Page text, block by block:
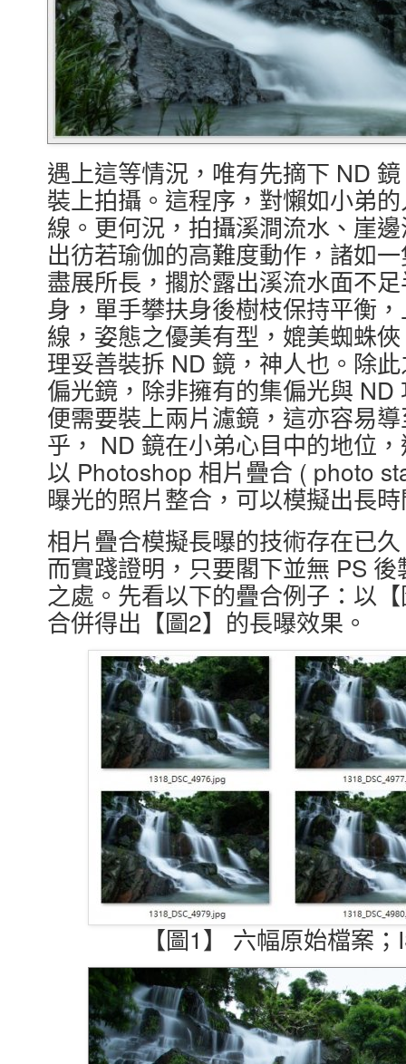
遇上這等情況，唯有先摘下 ND
裝上拍攝。這程序，對懶如小弟
線。更何況，拍攝溪澗流水、崖
出彷若瑜伽的高難度動作，諸如
盡展所長，擱於露出溪流水面不
身，單手攀扶身後樹枝保持平衡
線，姿態之優美有型，媲美蜘蛛
理妥善裝拆 ND 鏡，神人也。除
偏光鏡，除非擁有的集偏光與
便需要裝上兩片濾鏡，這亦容易
乎， ND 鏡在小弟心目中的地位
以 Photoshop 相片疊合 ( photo
曝光的照片整合，可以模擬出長
相片疊合模擬長曝的技術存在已
而實踐證明，只要閣下並無 PS
之處。先看以下的疊合例子：以
合併得出【圖2】的長曝效果。
【圖1】 六幅原始檔案